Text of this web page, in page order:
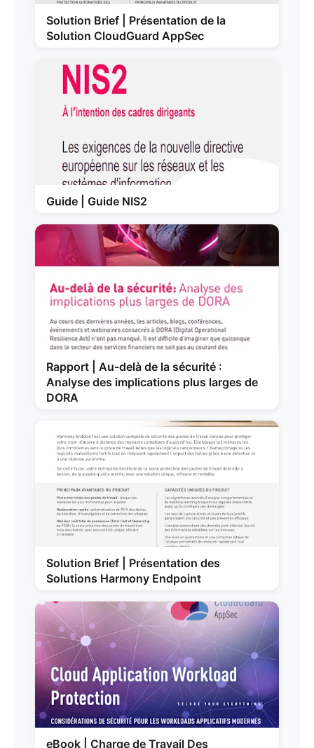
Solution Brief | Présentation de la
Solution CloudGuard AppSec
Guide | Guide NIS2
Rapport | Au-delà de la sécurité :
Analyse des implications plus larges de
DORA
Solution Brief | Présentation des
Solutions Harmony Endpoint
eBook | Charge de Travail Des